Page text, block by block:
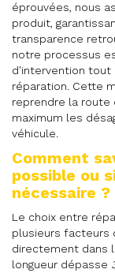
éprouvées, nous
produit,
transparence
notre processus
d'intervention tout
réparation. Cette
reprendre la route
maximum les
véhicule.
Comment
possible ou
nécessaire ?
Le choix entre
plusieurs facteurs
directement dans
longueur dépasse